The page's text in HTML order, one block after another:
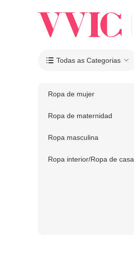
 Todas as Categorias
Ropa de mujer
Ropa de maternidad
Ropa masculina
Ropa interior/Ropa de casa